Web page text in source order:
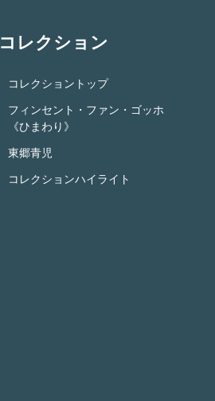
コレクション
コレクショントップ
フィンセント・ファン・ゴッホ
《ひまわり》
東郷青児
コレクションハイライト